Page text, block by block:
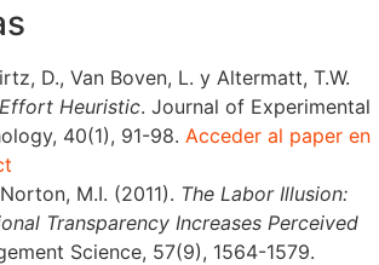
D., Van Boven, L. y Altermatt, T.W.
Heuristic. Journal of Experimental
40(1), 91-98. Acceder al paper en
M.I. (2011). The Labor Illusion:
Transparency Increases Perceived
Science, 57(9), 1564-1579.